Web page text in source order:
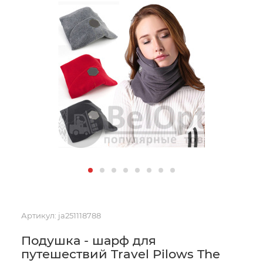
Артикул: ja251118788
Подушка - шарф для
путешествий Travel Pilows The